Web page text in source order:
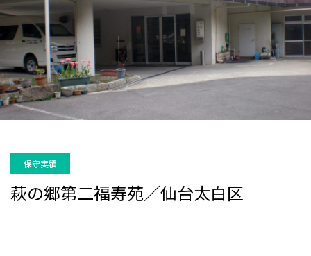
保守実績
萩の郷第二福寿苑／仙台太白区